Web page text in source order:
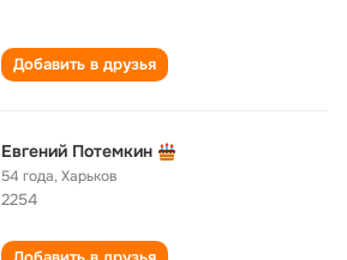
Добавить в друзья
Евгений Потемкин
54 года,Харьков
2254